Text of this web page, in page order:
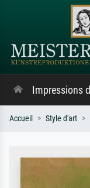
Impressions
Accueil Style d'art